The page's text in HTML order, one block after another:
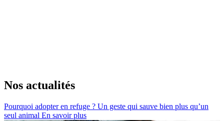
Nos actualités
Pourquoi adopter en refuge ? Un geste qui sauve bien plus qu’un
seul animal En savoir plus